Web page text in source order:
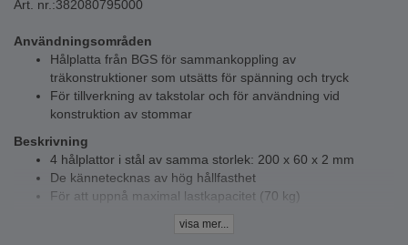
Art. nr.:382080795000
Användningsområden
Hålplatta från BGS för sammankoppling av
träkonstruktioner som utsätts för spänning och tryck
För tillverkning av takstolar och för användning vid
konstruktion av stommar
Beskrivning
4 hålplattor i stål av samma storlek: 200 x 60 x 2 mm
De kännetecknas av hög hållfasthet
För att uppnå maximal lastkapacitet (70 kg)
För användning med ankarspik och/eller kamspik
visa mer...